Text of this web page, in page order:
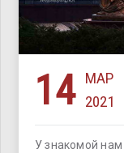
14 МАР
2021
У знакомой нам